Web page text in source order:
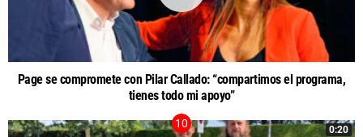
Page se compromete con Pilar Callado: “compartimos el programa,
tienes todo mi apoyo”
0:20